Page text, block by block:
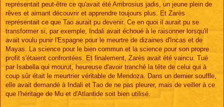
représentait peut-être ce qu'avait été Ambrosius jadis, un jeune plein de
rêves et aimant découvrir et apprendre toujours plus. Et Zarès
représentait ce que Tao aurait pu devenir. Ce en quoi il aurait pu se
transformer si, par exemple, Indali avait échoué à le raisonner lorsqu'il
avait voulu punir l'Espagne pour le meurtre de dizaines d'Incas et de
Mayas. La science pour le bien commun et la science pour son propre
profit s'étaient confrontées. Et finalement, Zarès avait été vaincu. Tué
par Isabella qui mourut, heureuse d'avoir tranché la tête de celui qui à
coup sûr était le meurtrier véritable de Mendoza. Dans un dernier souffle,
elle avait demandé à Indali et Tao de ne pas pleurer, mais de veiller à ce
que l'héritage de Mu et d'Atlantide soit bien utilisé.